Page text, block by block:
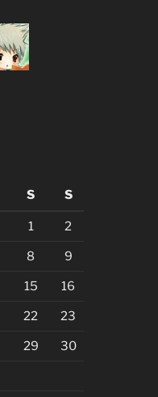
S S
1 2
8 9
15 16
22 23
29 30